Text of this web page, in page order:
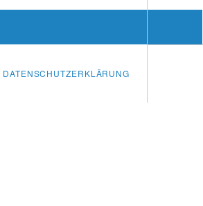
DATENSCHUTZERKLÄRUNG